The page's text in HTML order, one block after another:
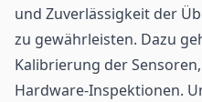
und Zuverlässigkeit der
zu gewährleisten. Dazu
Kalibrierung der
Hardware-Inspektionen.